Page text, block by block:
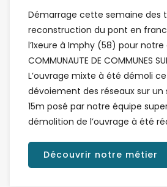
Démarrage cette semaine des
reconstruction du pont en
l’Ixeure à Imphy (58) pour notre
COMMUNAUTE DE COMMUNES
L’ouvrage mixte à été démoli
dévoiement des réseaux sur un
15m posé par notre équipe
démolition de l’ouvrage à été
Découvrir notre métier